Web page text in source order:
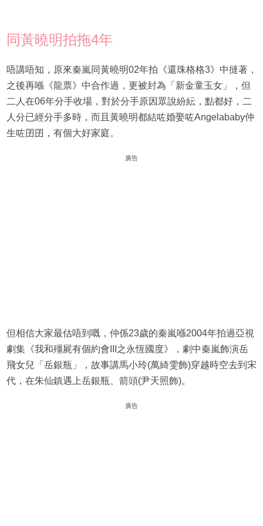
同黃曉明拍拖4年
唔講唔知，原來秦嵐同黃曉明02年拍《還珠格格3》中撻著，
之後再喺《龍票》中合作過，更被封為「新金童玉女」，但
二人在06年分手收場，對於分手原因眾說紛紜，點都好，二
人分已經分手多時，而且黃曉明都結咗婚娶咗Angelababy仲
生咗囝囝，有個大好家庭。
廣告
但相信大家最估唔到嘅，仲係23歲的秦嵐喺2004年拍過亞視
劇集《我和殭屍有個約會III之永恆國度》，劇中秦嵐飾演岳
飛女兒「岳銀瓶」，故事講馬小玲(萬綺雯飾)穿越時空去到宋
代，在朱仙鎮遇上岳銀瓶、箭頭(尹天照飾)。
廣告